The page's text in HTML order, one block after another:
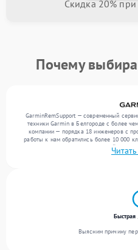
Скидка 20% при
Почему
GarminRemSupport — современный
техники Garmin в Белгороде с более
компании — порядка 18 инженеров с
работы к нам обратились более 10 000
ремонтов. Ежемесячно в сервисный центр
Мы устраняем поломки любой сложности
Быстрая
Выясним причину